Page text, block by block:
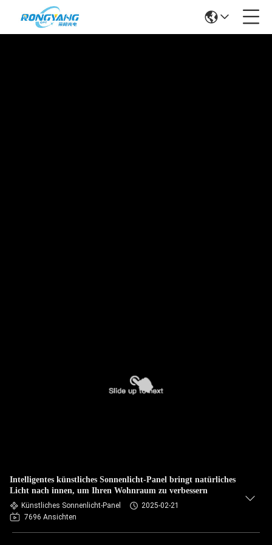
Intelligentes künstliches Sonnenlicht-Panel bringt natürliches
Licht nach innen, um Ihren Wohnraum zu verbessern
Künstliches Sonnenlicht-Panel
2025-02-21
7696 Ansichten